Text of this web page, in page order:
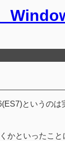
というのは
かといったこと